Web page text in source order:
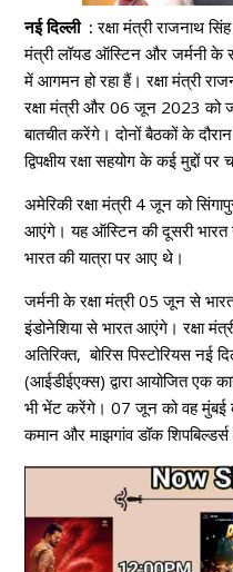
नई दिल्ली : रक्षा मंत्री राजनाथ सिंह
मंत्री लॉयड ऑस्टिन और जर्मनी के
में आगमन हो रहा हैं। रक्षा मंत्री
रक्षा मंत्री और 06 जून 2023 को
बातचीत करेंगे। दोनों बैठकों के
द्विपक्षीय रक्षा सहयोग के कई मुद्दों
अमेरिकी रक्षा मंत्री 4 जून को
आएंगे। यह ऑस्टिन की दूसरी भारत
भारत की यात्रा पर आए थे।
जर्मनी के रक्षा मंत्री 05 जून से
इंडोनेशिया से भारत आएंगे। रक्षा
अतिरिक्त, बोरिस पिस्टोरियस नई
(आईडीईएक्स) द्वारा आयोजित एक
भी भेंट करेंगे। 07 जून को वह मुंबई
कमान और माझगांव डॉक